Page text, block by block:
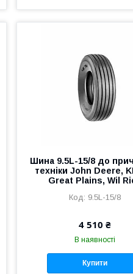
Шина 9.5L-15/8 до
техніки John Deere,
Great Plains, Wil
9.5L-15/8
4 510 ₴
В наявності
Купити